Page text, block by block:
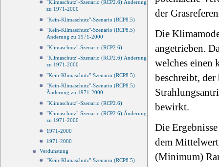
"Klimaschutz"-Szenario (RCP2.6) Änderung
zu 1971-2000
"Kein-Klimaschutz"-Szenario (RCP8.5)
"Kein-Klimaschutz"-Szenario (RCP8.5)
Änderung zu 1971-2000
"Klimaschutz"-Szenario (RCP2.6)
"Klimaschutz"-Szenario (RCP2.6) Änderung
zu 1971-2000
"Kein-Klimaschutz"-Szenario (RCP8.5)
"Kein-Klimaschutz"-Szenario (RCP8.5)
Änderung zu 1971-2000
"Klimaschutz"-Szenario (RCP2.6)
"Klimaschutz"-Szenario (RCP2.6) Änderung
zu 1971-2000
1971-2000
1971-2000
Verdunstung
"Kein-Klimaschutz"-Szenario (RCP8.5)
der
Die
angetrieben.
welches einen
beschreibt, der
bewirkt.
Die
dem
(Minimum)